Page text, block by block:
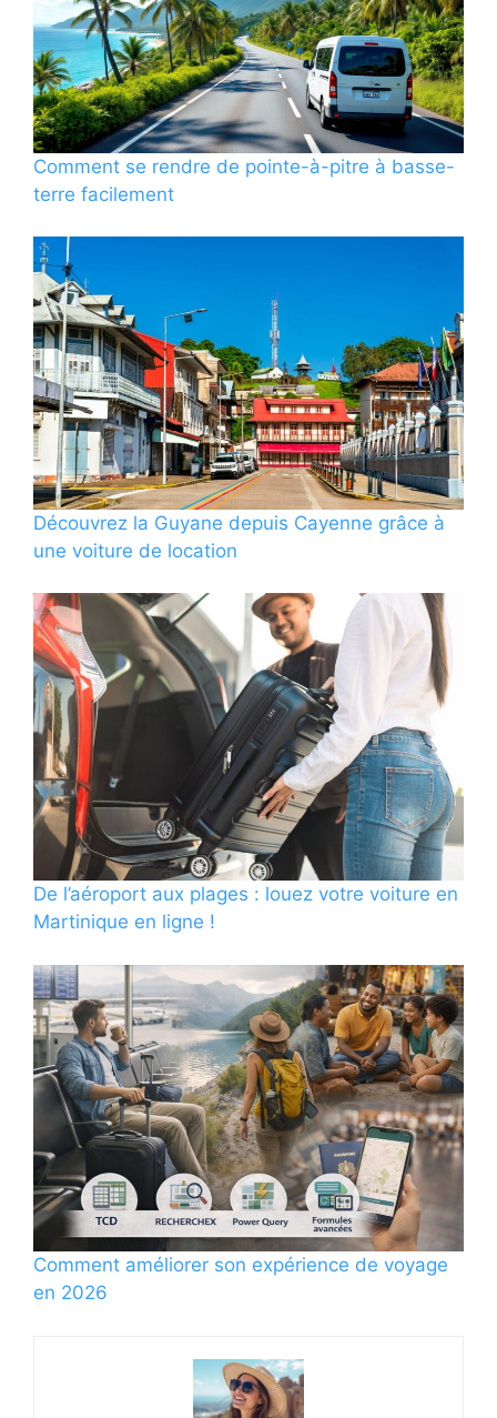
Comment se rendre de pointe-à-pitre à basse-
terre facilement
Découvrez la Guyane depuis Cayenne grâce à
une voiture de location
De l’aéroport aux plages : louez votre voiture en
Martinique en ligne !
Comment améliorer son expérience de voyage
en 2026